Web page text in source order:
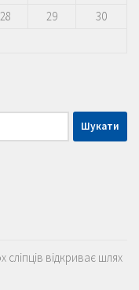
28 29
30
відкриває шлях